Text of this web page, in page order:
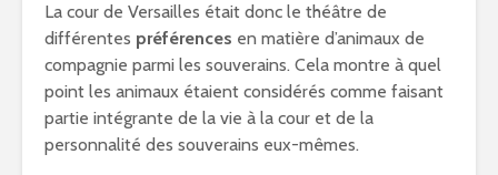
La cour de Versailles était donc le théâtre de
différentes préférences en matière d’animaux de
compagnie parmi les souverains. Cela montre à quel
point les animaux étaient considérés comme faisant
partie intégrante de la vie à la cour et de la
personnalité des souverains eux-mêmes.